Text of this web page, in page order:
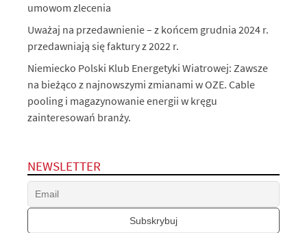
umowom zlecenia
Uważaj na przedawnienie – z końcem grudnia 2024 r.
przedawniają się faktury z 2022 r.
Niemiecko Polski Klub Energetyki Wiatrowej: Zawsze
na bieżąco z najnowszymi zmianami w OZE. Cable
pooling i magazynowanie energii w kręgu
zainteresowań branży.
NEWSLETTER